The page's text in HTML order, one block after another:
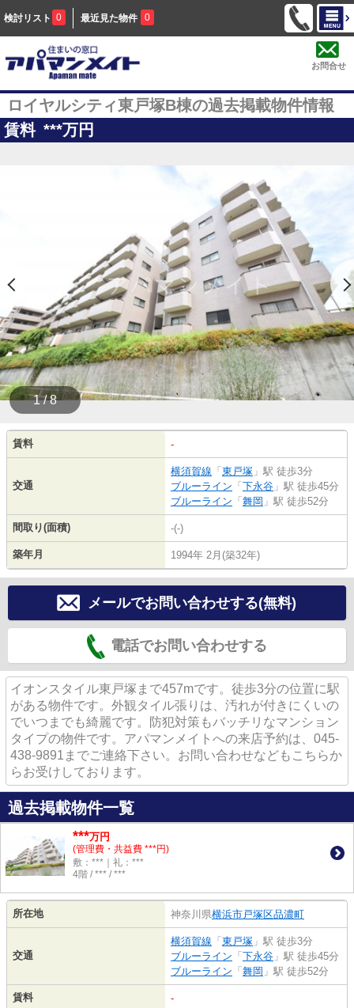
検討リスト 0 最近見た物件 0
お問合せ
ロイヤルシティ東戸塚B棟の過去掲載物件情報
賃料 ***万円
1 / 8
賃料 -
交通
横須賀線 「 東戸塚 」駅 徒歩3分
ブルーライン 「 下永谷 」駅 徒歩45分
ブルーライン 「 舞岡 」駅 徒歩52分
間取り(面積) -(-)
築年月 1994年 2月(築32年)
メールでお問い合わせする(無料)
電話でお問い合わせする
イオンスタイル東戸塚まで457mです。徒歩3分の位置に駅
がある物件です。外観タイル張りは、汚れが付きにくいの
でいつまでも綺麗です。防犯対策もバッチリなマンション
タイプの物件です。アパマンメイトへの来店予約は、045-
438-9891までご連絡下さい。お問い合わせなどもこちらか
らお受けしております。
過去掲載物件一覧
***万円
(管理費・共益費 ***円)
敷：***｜礼：***
4階 / *** / ***
所在地 神奈川県横浜市戸塚区品濃町
交通
横須賀線 「 東戸塚 」駅 徒歩3分
ブルーライン 「 下永谷 」駅 徒歩45分
ブルーライン 「 舞岡 」駅 徒歩52分
賃料 -